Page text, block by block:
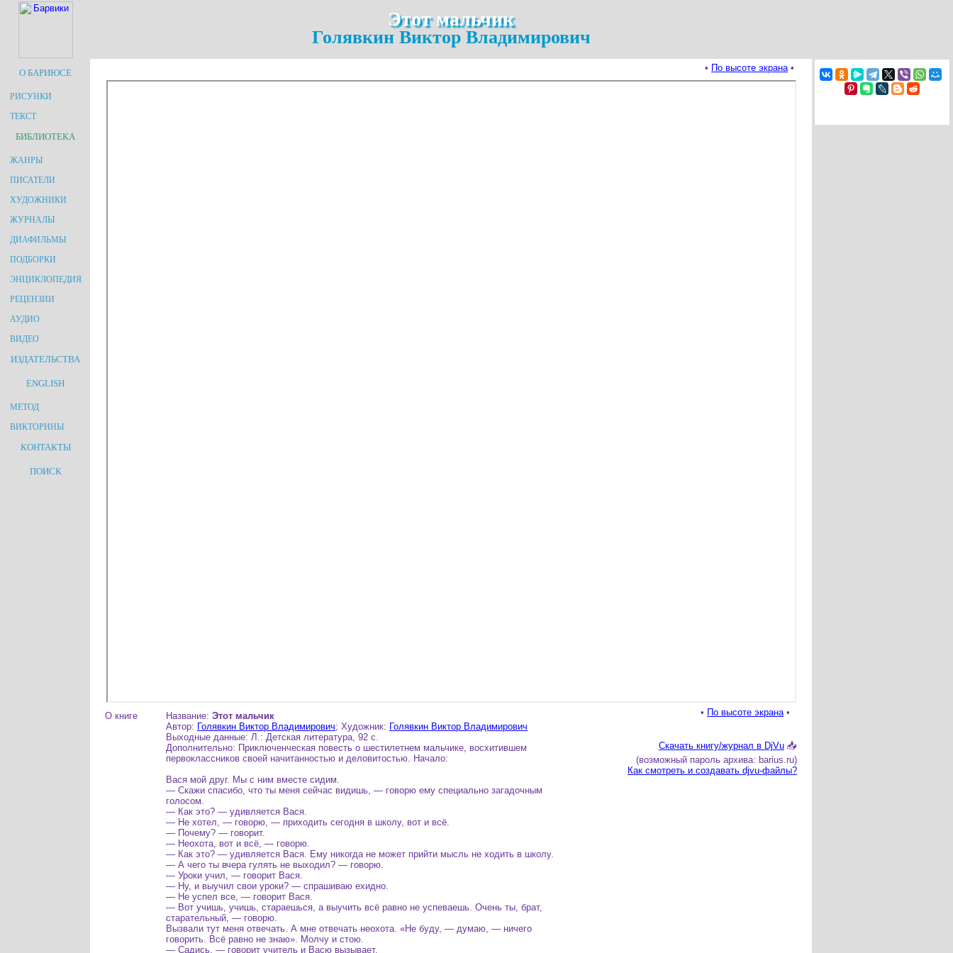
Этот мальчик
Голявкин Виктор Владимирович
О БАРИЮСЕ
РИСУНКИ
ТЕКСТ
БИБЛИОТЕКА
ЖАНРЫ
ПИСАТЕЛИ
ХУДОЖНИКИ
ЖУРНАЛЫ
ДИАФИЛЬМЫ
ПОДБОРКИ
ЭНЦИКЛОПЕДИЯ
РЕЦЕНЗИИ
АУДИО
ВИДЕО
ИЗДАТЕЛЬСТВА
ENGLISH
МЕТОД
ВИКТОРИНЫ
КОНТАКТЫ
ПОИСК
• По высоте экрана•
О книге Название: Этот мальчик
Автор: Голявкин Виктор Владимирович; Художник: Голявкин Виктор Владимирович
Выходные данные: Л.: Детская литература, 92 с.
Дополнительно: Приключенческая повесть о шестилетнем мальчике, восхитившем
первоклассников своей начитанностью и деловитостью. Начало:
Вася мой друг. Мы с ним вместе сидим.
— Скажи спасибо, что ты меня сейчас видишь, — говорю ему специально загадочным
голосом.
— Как это? — удивляется Вася.
— Не хотел, — говорю, — приходить сегодня в школу, вот и всё.
— Почему? — говорит.
— Неохота, вот и всё, — говорю.
— Как это? — удивляется Вася. Ему никогда не может прийти мысль не ходить в школу.
— А чего ты вчера гулять не выходил? — говорю.
— Уроки учил, — говорит Вася.
— Ну, и выучил свои уроки? — спрашиваю ехидно.
— Не успел все, — говорит Вася.
— Вот учишь, учишь, стараешься, а выучить всё равно не успеваешь. Очень ты, брат,
старательный, — говорю.
Вызвали тут меня отвечать. А мне отвечать неохота. «Не буду, — думаю, — ничего
говорить. Всё равно не знаю». Молчу и стою.
— Садись, — говорит учитель и Васю вызывает.
• По высоте экрана•
Скачать книгу/журнал в DjVu 📥
(возможный пароль архива: barius.ru)
Как смотреть и создавать djvu-файлы?